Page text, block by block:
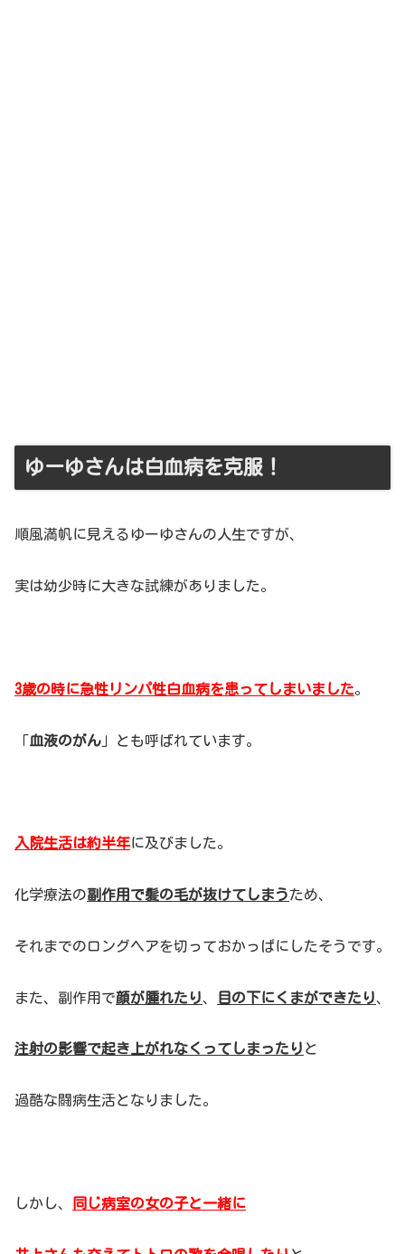
ゆーゆさんは白血病を克服！
順風満帆に見えるゆーゆさんの人生ですが、
実は幼少時に大きな試練がありました。
3歳の時に急性リンパ性白血病を患ってしまいました。
「血液のがん 」とも呼ばれています。
入院生活は約半年に及びました。
化学療法の副作用で髪の毛が抜けてしまうため、
それまでのロングヘアを切っておかっぱにしたそうです。
また、副作用で顔が腫れたり、 目の下にくまができたり、
注射の影響で起き上がれなくってしまったり と
過酷な闘病生活となりました。
しかし、 同じ病室の女の子と一緒に